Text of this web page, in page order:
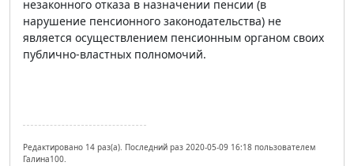
незаконного отказа в назначении пенсии (в
нарушение пенсионного законодательства) не
является осуществлением пенсионным органом своих
публично-властных полномочий.
Редактировано 14 раз(а). Последний раз 2020-05-09 16:18 пользователем
Галина100.